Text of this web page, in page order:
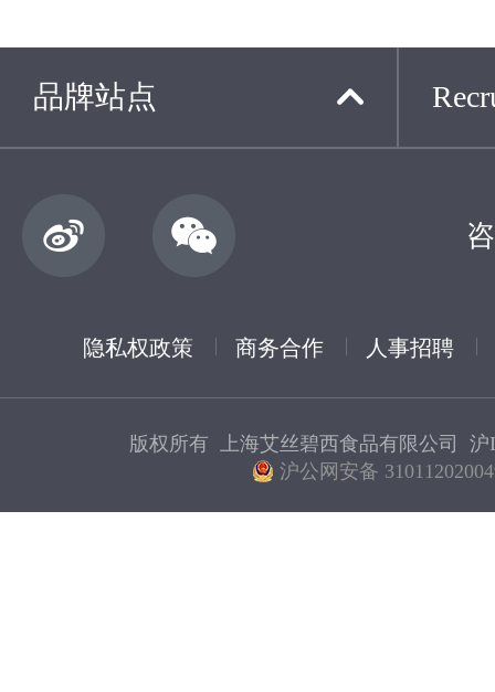
品牌站点
隐私权政策 商务合作 人事招聘
版权所有 上海艾丝碧西食品有限公司 沪
沪公网安备